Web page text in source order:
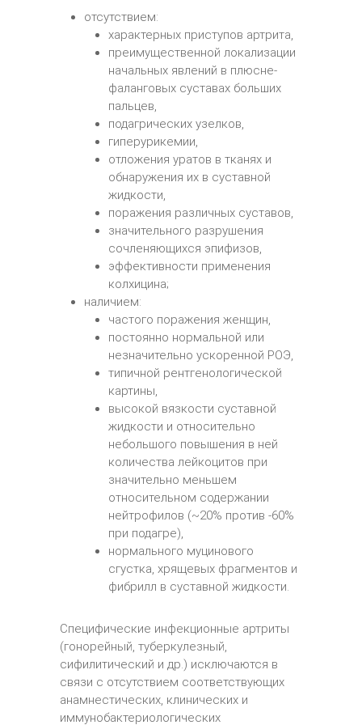
отсутствием:
характерных приступов артрита,
преимущественной локализации
начальных явлений в плюсне-
фаланговых суставах больших
пальцев,
подагрических узелков,
гиперурикемии,
отложения уратов в тканях и
обнаружения их в суставной
жидкости,
поражения различных суставов,
значительного разрушения
сочленяющихся эпифизов,
эффективности применения
колхицина;
наличием:
частого поражения женщин,
постоянно нормальной или
незначительно ускоренной РОЭ,
типичной рентгенологической
картины,
высокой вязкости суставной
жидкости и относительно
небольшого повышения в ней
количества лейкоцитов при
значительно меньшем
относительном содержании
нейтрофилов (~20% против -60%
при подагре),
нормального муцинового
сгустка, хрящевых фрагментов и
фибрилл в суставной жидкости.
Специфические инфекционные артриты
(гонорейный, туберкулезный,
сифилитический и др.) исключаются в
связи с отсутствием соответствующих
анамнестических, клинических и
иммунобактериологических